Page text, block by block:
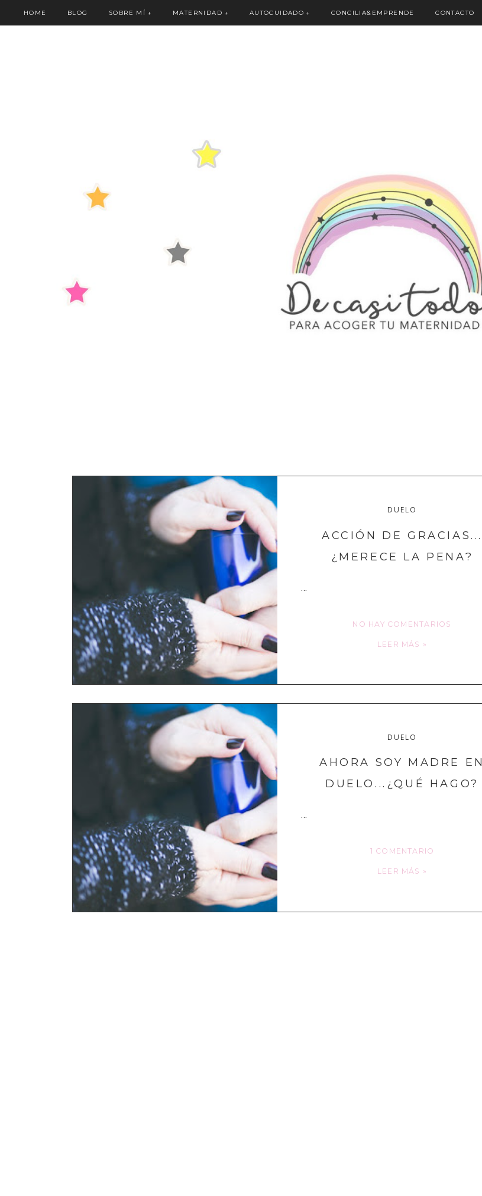
HOME BLOG SOBRE MÍ ↓ MATERNIDAD ↓ AUTOCUIDADO ↓ CONCILIA&EMPRENDE CONTACTO
DUELO
ACCIÓN DE GRACIAS...
¿MERECE LA PENA?
...
NO HAY COMENTARIOS
LEER MÁS »
DUELO
AHORA SOY MADRE EN
DUELO...¿QUÉ HAGO?
...
1 COMENTARIO
LEER MÁS »